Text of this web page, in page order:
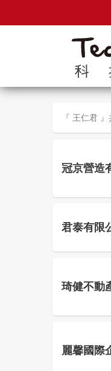
『 王仁君
冠京營造
君泰有限
琦健不動
麗馨國際